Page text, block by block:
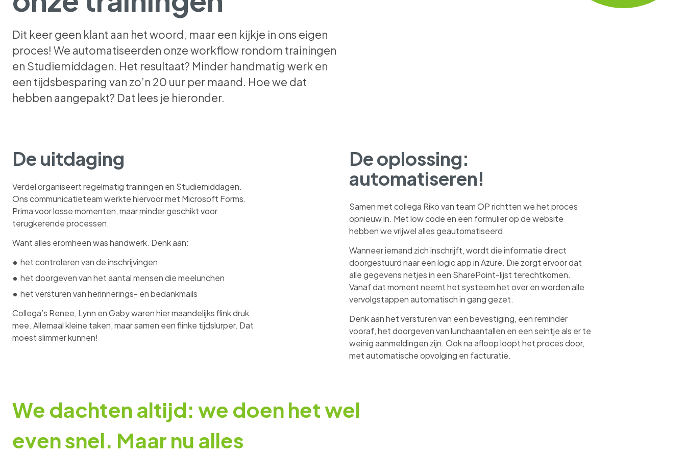
Dit keer geen klant aan het woord, maar een kijkje in ons eigen
proces! We automatiseerden onze workflow rondom trainingen
en Studiemiddagen. Het resultaat? Minder handmatig werk en
een tijdsbesparing van zo’n 20 uur per maand. Hoe we dat
hebben aangepakt? Dat lees je hieronder.
De uitdaging
Verdel organiseert regelmatig trainingen en Studiemiddagen.
Ons communicatieteam werkte hiervoor met Microsoft Forms.
Prima voor losse momenten, maar minder geschikt voor
terugkerende processen.
Want alles eromheen was handwerk. Denk aan:
het controleren van de inschrijvingen
het doorgeven van het aantal mensen die meelunchen
het versturen van herinnerings- en bedankmails
Collega’s Renee, Lynn en Gaby waren hier maandelijks flink druk
mee. Allemaal kleine taken, maar samen een flinke tijdslurper. Dat
moest slimmer kunnen!
De oplossing:
automatiseren!
Samen met collega Riko van team OP richtten we het proces
opnieuw in. Met low code en een formulier op de website
hebben we vrijwel alles geautomatiseerd.
Wanneer iemand zich inschrijft, wordt die informatie direct
doorgestuurd naar een logic app in Azure. Die zorgt ervoor dat
alle gegevens netjes in een SharePoint-lijst terechtkomen.
Vanaf dat moment neemt het systeem het over en worden alle
vervolgstappen automatisch in gang gezet.
Denk aan het versturen van een bevestiging, een reminder
vooraf, het doorgeven van lunchaantallen en een seintje als er te
weinig aanmeldingen zijn. Ook na afloop loopt het proces door,
met automatische opvolging en facturatie.
We dachten altijd: we doen het wel
even snel. Maar nu alles